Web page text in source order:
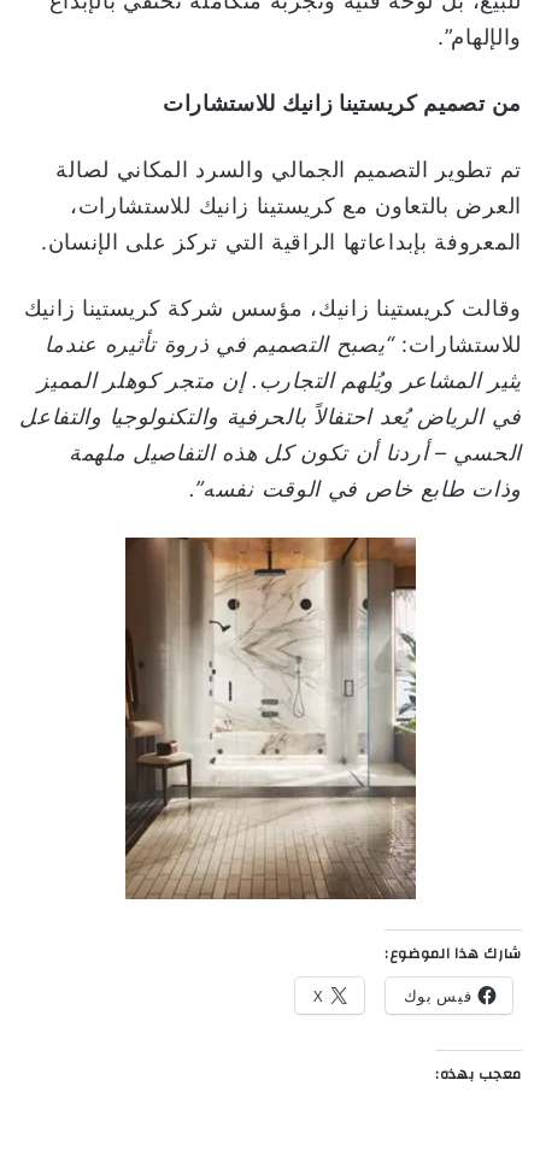
والإلهام”.
من تصميم كريستينا زانيك للاستشارات
تم تطوير التصميم الجمالي والسرد المكاني لصالة
العرض بالتعاون مع كريستينا زانيك للاستشارات،
المعروفة بإبداعاتها الراقية التي تركز على الإنسان.
وقالت كريستينا زانيك، مؤسس شركة كريستينا زانيك
للاستشارات:“يصبح التصميم في ذروة تأثيره عندما
يثير المشاعر ويُلهم التجارب. إن متجر كوهلر المميز
في الرياض يُعد احتفالاً بالحرفية والتكنولوجيا والتفاعل
الحسي – أردنا أن تكون كل هذه التفاصيل ملهمة
وذات طابع خاص في الوقت نفسه”.
شارك هذا الموضوع:
فيس بوك X
معجب بهذه: